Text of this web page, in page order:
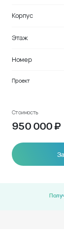
Корпус
Этаж
Номер
Проект
Стоимость
950 000₽